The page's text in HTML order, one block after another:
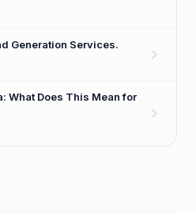
Generation Services.
What Does This Mean for